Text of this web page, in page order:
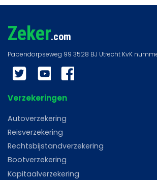
Zeker.com
Twitter YouTube
Verzekeringen
Autoverzekering
Reisverzekering
Rechtsbijstandverzekering
Bootverzekering
Kapitaalverzekering